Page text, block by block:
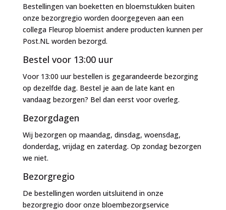
Bestellingen van boeketten en bloemstukken buiten
onze bezorgregio worden doorgegeven aan een
collega Fleurop bloemist andere producten kunnen per
Post.NL worden bezorgd.
Bestel voor 13:00 uur
Voor 13:00 uur bestellen is gegarandeerde bezorging
op dezelfde dag. Bestel je aan de late kant en
vandaag bezorgen? Bel dan eerst voor overleg.
Bezorgdagen
Wij bezorgen op maandag, dinsdag, woensdag,
donderdag, vrijdag en zaterdag. Op zondag bezorgen
we niet.
Bezorgregio
De bestellingen worden uitsluitend in onze
bezorgregio door onze bloembezorgservice